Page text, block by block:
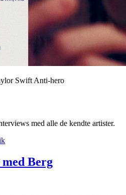
Swift Anti-hero
med alle de kendte artister.
Berg